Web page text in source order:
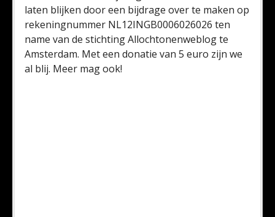
laten blijken door een bijdrage over te maken op
rekeningnummer NL12INGB0006026026 ten
name van de stichting Allochtonenweblog te
Amsterdam. Met een donatie van 5 euro zijn we
al blij. Meer mag ook!